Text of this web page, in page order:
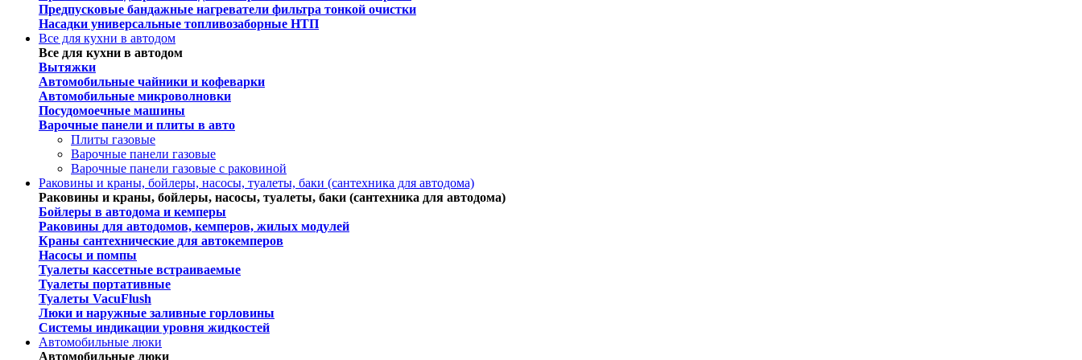
Предпусковые бандажные нагреватели фильтра тонкой очистки
Насадки универсальные топливозаборные НТП
Все для кухни в автодом
Все для кухни в автодом
Вытяжки
Автомобильные чайники и кофеварки
Автомобильные микроволновки
Посудомоечные машины
Варочные панели и плиты в авто
Плиты газовые
Варочные панели газовые
Варочные панели газовые c раковиной
Раковины и краны, бойлеры, насосы, туалеты, баки (сантехника для автодома)
Раковины и краны, бойлеры, насосы, туалеты, баки (сантехника для автодома)
Бойлеры в автодома и кемперы
Раковины для автодомов, кемперов, жилых модулей
Краны сантехнические для автокемперов
Насосы и помпы
Туалеты кассетные встраиваемые
Туалеты портативные
Туалеты VacuFlush
Люки и наружные заливные горловины
Системы индикации уровня жидкостей
Автомобильные люки
Автомобильные люки